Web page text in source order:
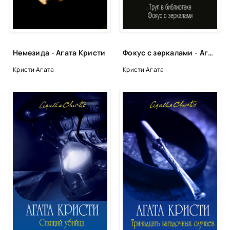
Ubi'stvo_v_dome_039
Ubi'stvo_v_dome_043
Ubi'stvo_v_dome_044
Ubi'stvo_v_dome_045
Ubi'stvo_v_dome_046
Ubi'stvo_v_dome_047
Ubi'stvo_v_dome_048
Ubi'stvo_v_dome_049
Ubi'stvo_v_dome_050
Ubi'stvo_v_dome_051
Немезида - Агата Кристи
Кристи Агата
Фокус с зеркалами - Агата Кристи
Кристи Агата